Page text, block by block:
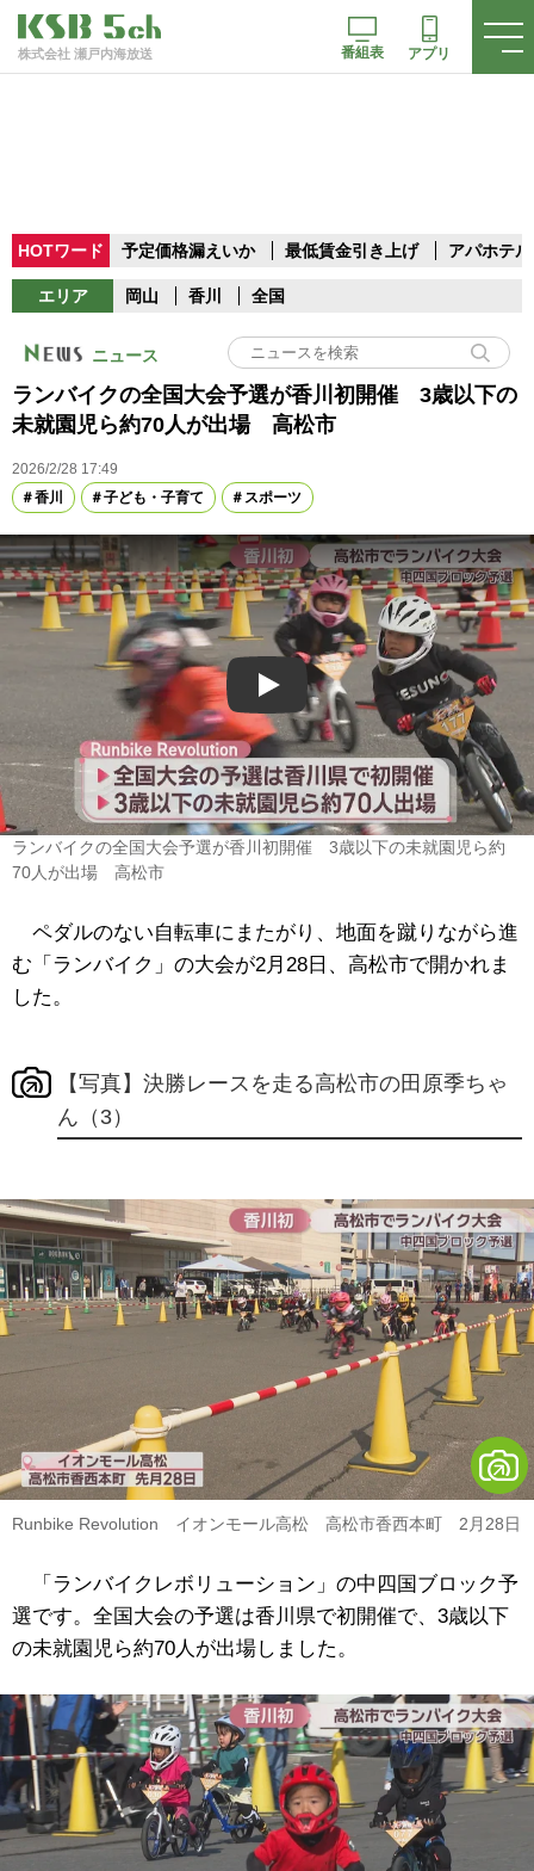
株式会社 瀬戸内海放送 番組表 アプリ
HOTワード 予定価格漏えいか 最低賃金引き上げ アパホテル
エリア 岡山 香川 全国
ニュース
ランバイクの全国大会予選が香川初開催 3歳以下の
未就園児ら約70人が出場 高松市
2026/2/28 17:49
香川
子ども・子育て スポーツ
Play
ランバイクの全国大会予選が香川初開催 3歳以下の未就園児ら約
70人が出場 高松市
ペダルのない自転車にまたがり、地面を蹴りながら進
む「ランバイク」の大会が2月28日、高松市で開かれま
した。
【写真】決勝レースを走る高松市の田原季ちゃ
ん（3）
Runbike Revolution イオンモール高松 高松市香西本町 2月28日
「ランバイクレボリューション」の中四国ブロック予
選です。全国大会の予選は香川県で初開催で、3歳以下
の未就園児ら約70人が出場しました。